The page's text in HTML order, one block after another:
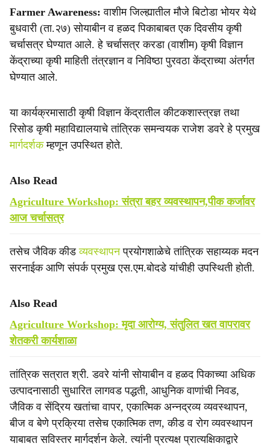
a
r
e
Farmer Awareness: वाशीम जिल्ह्यातील मौजे बिटोडा भोयर येथे
बुधवारी (ता.२७) सोयाबीन व हळद पिकाबाबत एक दिवसीय कृषी
चर्चासत्र घेण्यात आले. हे चर्चासत्र करडा (वाशीम) कृषी विज्ञान
केंद्राच्या कृषी माहिती तंत्रज्ञान व निविष्ठा पुरवठा केंद्राच्या अंतर्गत
घेण्यात आले.
या कार्यक्रमासाठी कृषी विज्ञान केंद्रातील कीटकशास्त्रज्ञ तथा
रिसोड कृषी महाविद्यालयाचे तांत्रिक समन्वयक राजेश डवरे हे प्रमुख
मार्गदर्शकम्हणून उपस्थित होते.
Also Read
Agriculture Workshop: संत्रा बहर व्यवस्थापन,पीक कर्जावर
आज चर्चासत्र
तसेच जैविक कीडव्यवस्थापनप्रयोगशाळेचे तांत्रिक सहाय्यक मदन
सरनाईक आणि संपर्क प्रमुख एस.एम.बोदडे यांचीही उपस्थिती होती.
Also Read
Agriculture Workshop: मृदा आरोग्य, संतुलित खत वापरावर
शेतकरी कार्यशाळा
तांत्रिक सत्रात श्री. डवरे यांनी सोयाबीन व हळद पिकाच्या अधिक
उत्पादनासाठी सुधारित लागवड पद्धती, आधुनिक वाणांची निवड,
जैविक व सेंद्रिय खतांचा वापर, एकात्मिक अन्नद्रव्य व्यवस्थापन,
बीज व बेणे प्रक्रिया तसेच एकात्मिक तण, कीड व रोग व्यवस्थापन
याबाबत सविस्तर मार्गदर्शन केले. त्यांनी प्रत्यक्ष प्रात्यक्षिकाद्वारे